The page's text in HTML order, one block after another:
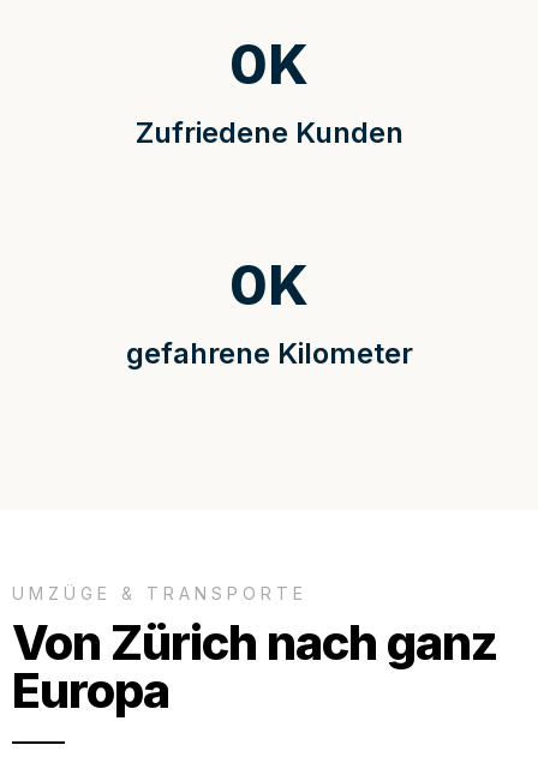
Zufriedene Kunden
0K
gefahrene Kilometer
0K
UMZÜGE & TRANSPORTE
Von Zürich nach ganz
Europa